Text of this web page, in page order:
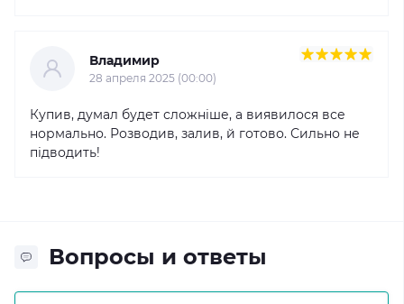
Владимир
28 апреля 2025 (00:00)
Купив, думал будет сложніше, а виявилося все
нормально. Розводив, залив, й готово. Сильно не
підводить!
Вопросы и ответы